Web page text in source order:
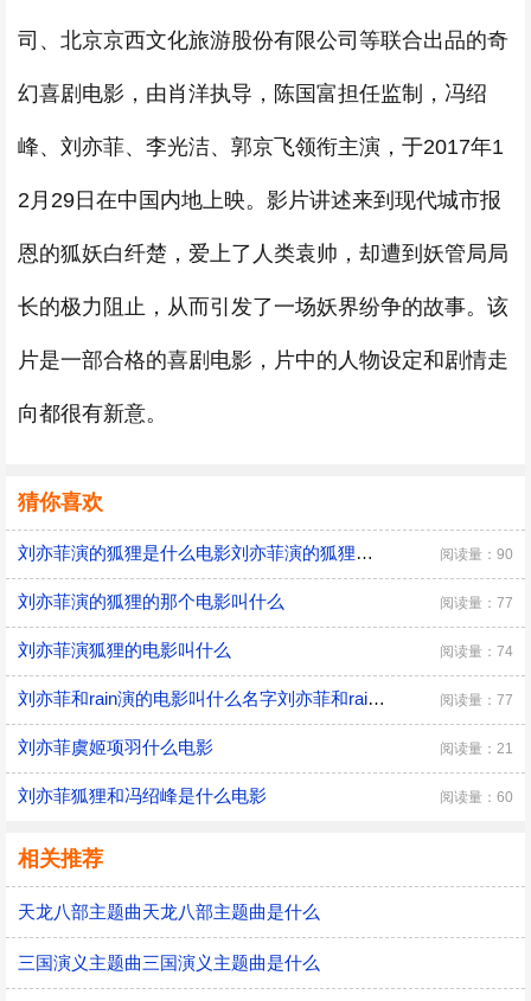
司、北京京西文化旅游股份有限公司等联合出品的奇
幻喜剧电影，由肖洋执导，陈国富担任监制，冯绍
峰、刘亦菲、李光洁、郭京飞领衔主演，于2017年1
2月29日在中国内地上映。影片讲述来到现代城市报
恩的狐妖白纤楚，爱上了人类袁帅，却遭到妖管局局
长的极力阻止，从而引发了一场妖界纷争的故事。该
片是一部合格的喜剧电影，片中的人物设定和剧情走
向都很有新意。
猜你喜欢
刘亦菲演的狐狸是什么电影刘亦菲演的狐狸的电影 阅读量：90
刘亦菲演的狐狸的那个电影叫什么 阅读量：77
刘亦菲演狐狸的电影叫什么 阅读量：74
刘亦菲和rain演的电影叫什么名字刘亦菲和rain演的电影 阅读量：77
刘亦菲虞姬项羽什么电影 阅读量：21
刘亦菲狐狸和冯绍峰是什么电影 阅读量：60
相关推荐
天龙八部主题曲天龙八部主题曲是什么
三国演义主题曲三国演义主题曲是什么